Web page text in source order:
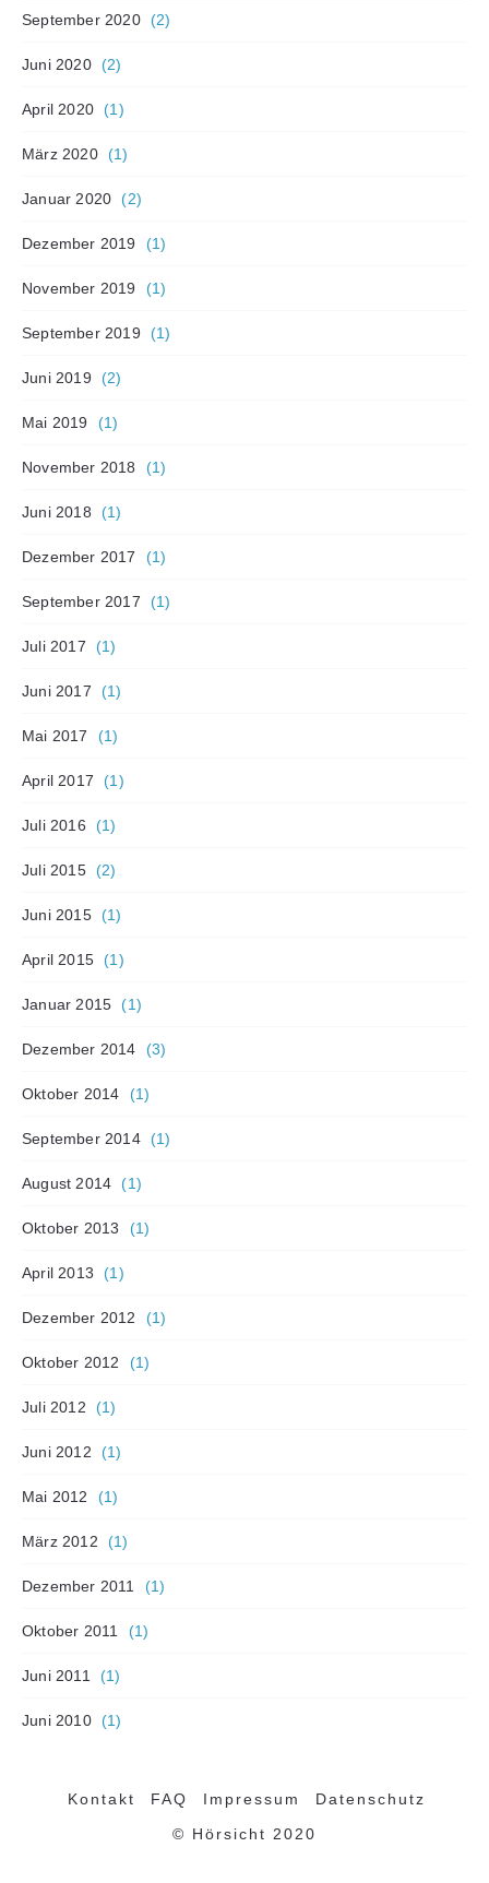
September 2020 (2)
Juni 2020 (2)
April 2020 (1)
März 2020 (1)
Januar 2020 (2)
Dezember 2019 (1)
November 2019 (1)
September 2019 (1)
Juni 2019 (2)
Mai 2019 (1)
November 2018 (1)
Juni 2018 (1)
Dezember 2017 (1)
September 2017 (1)
Juli 2017 (1)
Juni 2017 (1)
Mai 2017 (1)
April 2017 (1)
Juli 2016 (1)
Juli 2015 (2)
Juni 2015 (1)
April 2015 (1)
Januar 2015 (1)
Dezember 2014 (3)
Oktober 2014 (1)
September 2014 (1)
August 2014 (1)
Oktober 2013 (1)
April 2013 (1)
Dezember 2012 (1)
Oktober 2012 (1)
Juli 2012 (1)
Juni 2012 (1)
Mai 2012 (1)
März 2012 (1)
Dezember 2011 (1)
Oktober 2011 (1)
Juni 2011 (1)
Juni 2010 (1)
Kontakt FAQ Impressum
Datenschutz
© Hörsicht 2020